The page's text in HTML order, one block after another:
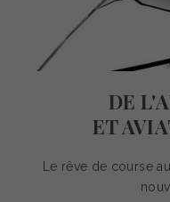
DE
ET
Le rêve de course